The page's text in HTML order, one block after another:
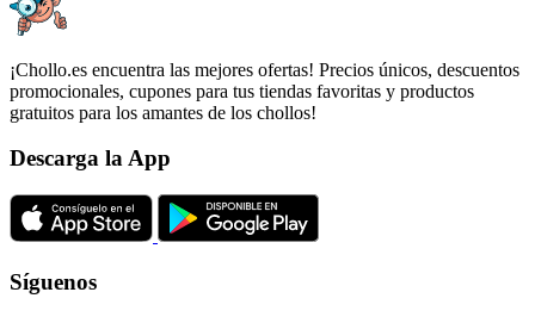
¡Chollo.es encuentra las mejores ofertas! Precios únicos, descuentos
promocionales, cupones para tus tiendas favoritas y productos
gratuitos para los amantes de los chollos!
Descarga la App
Síguenos